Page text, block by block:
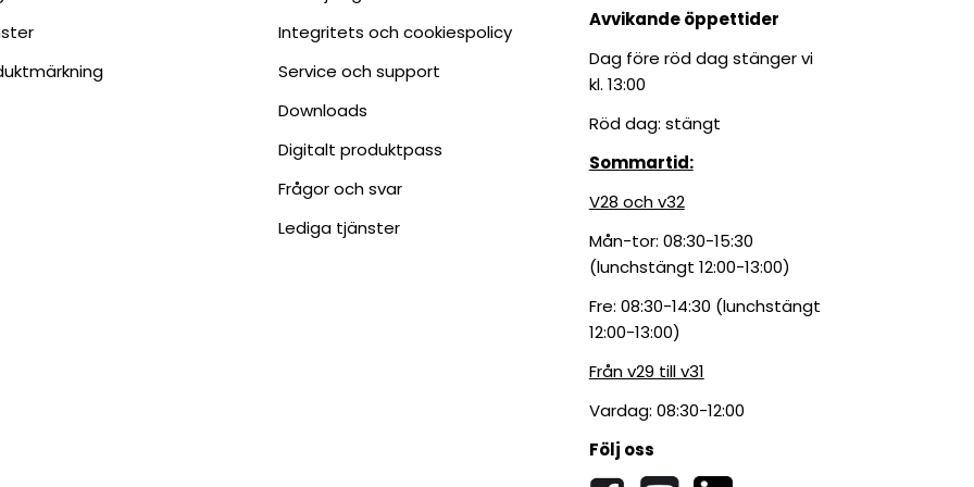
Integritets och cookiespolicy
Service och support
Downloads
Digitalt produktpass
Frågor och svar
Lediga tjänster
Avvikande öppettider
Dag före röd dag stänger vi
kl. 13:00
Röd dag: stängt
Sommartid:
V28 och v32
Mån-tor: 08:30-15:30
(lunchstängt 12:00-13:00)
Fre: 08:30-14:30 (lunchstängt
12:00-13:00)
Från v29 till v31
Vardag: 08:30-12:00
Följ oss